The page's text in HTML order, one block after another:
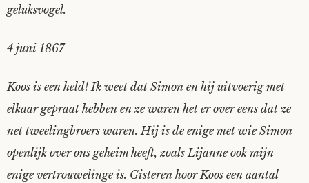
geluksvogel.
4 juni 1867
Koos is een held! Ik weet dat Simon en hij uitvoerig met
elkaar gepraat hebben en ze waren het er over eens dat ze
net tweelingbroers waren. Hij is de enige met wie Simon
openlijk over ons geheim heeft, zoals Lijanne ook mijn
enige vertrouwelinge is. Gisteren hoor Koos een aantal